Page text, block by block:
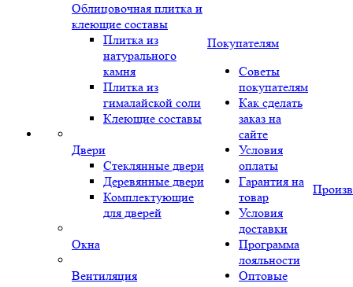
Облицовочная плитка и
клеющие составы
Плитка из
натурального
камня
Плитка из
гималайской соли
Клеющие составы
Двери
Стеклянные двери
Деревянные двери
Комплектующие
для дверей
Окна
Вентиляция
Покупателям
Советы
покупателям
Как сделать
заказ на
сайте
Условия
оплаты
Гарантия на
товар
Условия
доставки
Программа
лояльности
Оптовые